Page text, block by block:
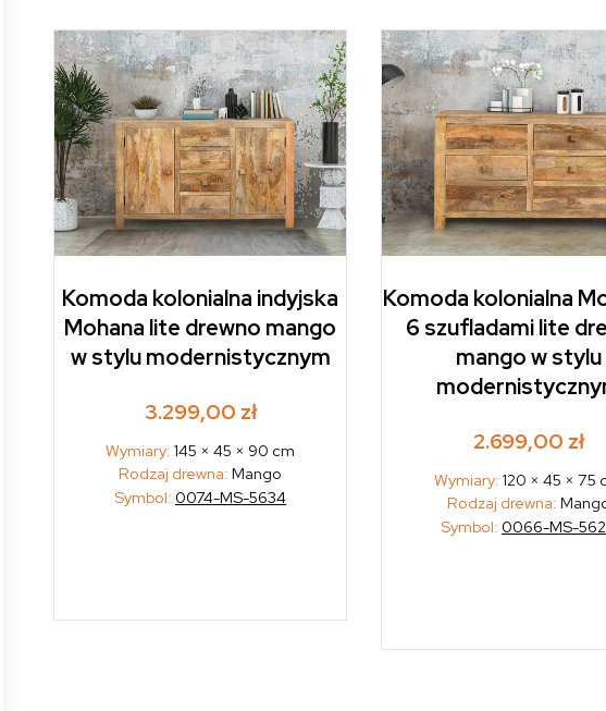
Komoda kolonialna indyjska
Mohana lite drewno mango
w stylu modernistycznym
3.299,00 zł
Wymiary:145 × 45 × 90 cm
Rodzaj drewna: Mango
Symbol: 0074-MS-5634
Komoda kolonialna
6 szufladami lite
mango w stylu
2.699,00 zł
Wymiary:120 × 45 × 75
Rodzaj drewna:
Symbol: 0066-MS-